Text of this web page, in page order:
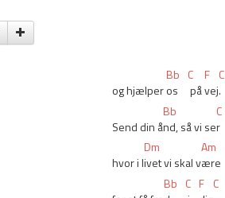
toneart
Bb C F C
og hjælper os på vej.
Bb
C
Send din ånd, så vi ser
Dm
Am
hvor i livet vi skal være
Bb C F C